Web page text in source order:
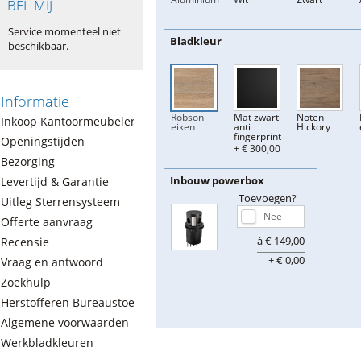
BEL MIJ
Service momenteel niet
beschikbaar.
Informatie
Inkoop Kantoormeubelen
Openingstijden
Bezorging
Levertijd & Garantie
Uitleg Sterrensysteem
Offerte aanvraag
Recensie
Vraag en antwoord
Zoekhulp
Herstofferen Bureaustoelen
Algemene voorwaarden
Werkbladkleuren
Bladkleur
Robson
eiken
Mat zwart
anti
fingerprint
+ € 300,00
Noten
Hickory
Inbouw powerbox
Toevoegen?
à € 149,00
+ € 0,00